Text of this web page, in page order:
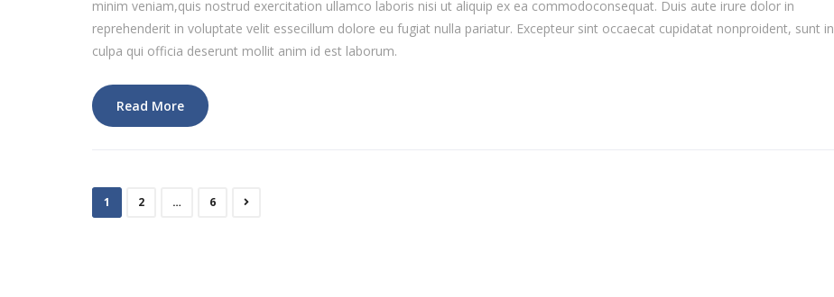
minim veniam,quis nostrud exercitation ullamco laboris nisi ut aliquip ex ea commodoconsequat. Duis aute irure dolor in
reprehenderit in voluptate velit essecillum dolore eu fugiat nulla pariatur. Excepteur sint occaecat cupidatat nonproident, sunt in
culpa qui officia deserunt mollit anim id est laborum.
Read More
1 2 … 6